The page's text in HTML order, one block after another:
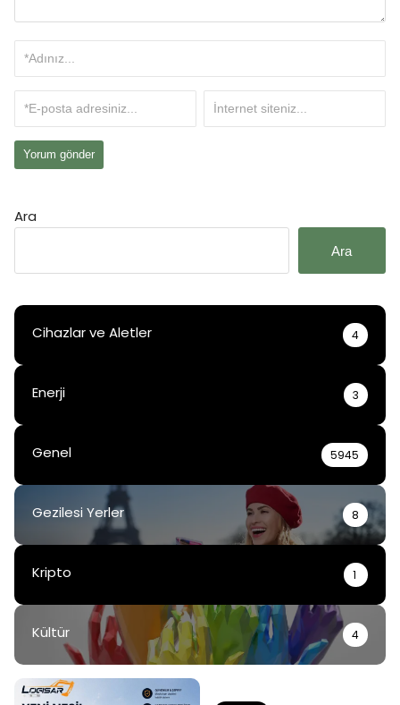
Ara
Ara
Cihazlar ve Aletler 4
Enerji 3
Genel 5945
Gezilesi Yerler 8
Kripto 1
Kültür 4